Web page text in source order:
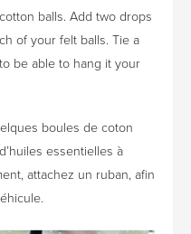
balls. Add two drops
of your felt balls. Tie a
be able to hang it your
boules de coton
essentielles à
attachez un ruban, afin